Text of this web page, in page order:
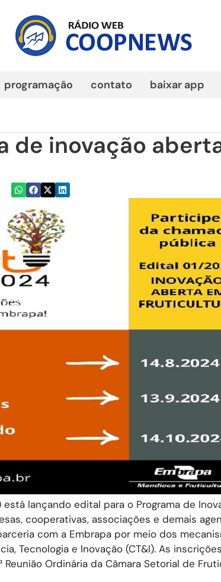
programação contato baixar app
de inovação
lançando edital para o Programa de
cooperativas, associações e demais
com a Embrapa por meio dos
Tecnologia e Inovação (CT&I). As
Ordinária da Câmara Setorial de